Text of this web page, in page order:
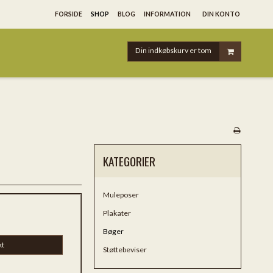
FORSIDE SHOP BLOG INFORMATION DIN KONTO
Din indkøbskurv er tom
KATEGORIER
Muleposer
Plakater
Bøger
Støttebeviser